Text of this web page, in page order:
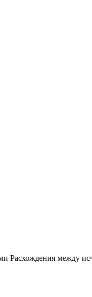
Расхождения между